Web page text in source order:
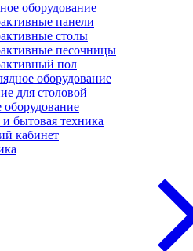
оборудование
панели
столы
песочницы
пол
оборудование
для столовой
бытовая техника
кабинет